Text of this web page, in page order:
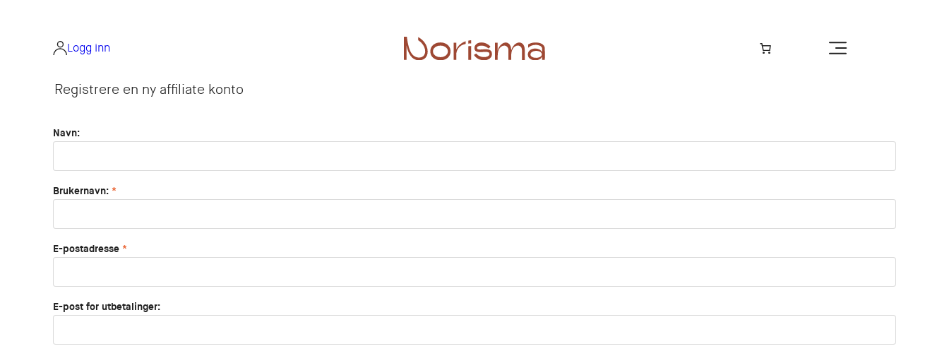
Logg inn
Registrere en ny affiliate konto
Navn:
Brukernavn:
E-postadresse
E-post for utbetalinger: